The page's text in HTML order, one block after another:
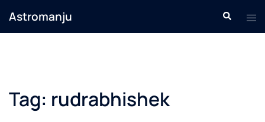
Astromanju Search
Tag: rudrabhishek